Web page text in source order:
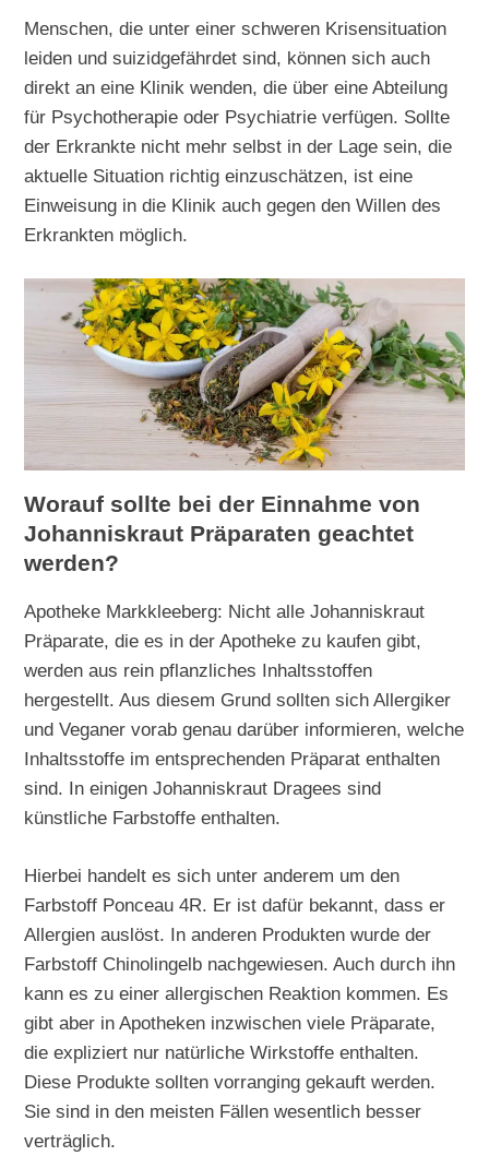
Menschen, die unter einer schweren Krisensituation
leiden und suizidgefährdet sind, können sich auch
direkt an eine Klinik wenden, die über eine Abteilung
für Psychotherapie oder Psychiatrie verfügen. Sollte
der Erkrankte nicht mehr selbst in der Lage sein, die
aktuelle Situation richtig einzuschätzen, ist eine
Einweisung in die Klinik auch gegen den Willen des
Erkrankten möglich.
Worauf sollte bei der Einnahme von
Johanniskraut Präparaten geachtet
werden?
Apotheke Markkleeberg: Nicht alle Johanniskraut
Präparate, die es in der Apotheke zu kaufen gibt,
werden aus rein pflanzliches Inhaltsstoffen
hergestellt. Aus diesem Grund sollten sich Allergiker
und Veganer vorab genau darüber informieren, welche
Inhaltsstoffe im entsprechenden Präparat enthalten
sind. In einigen Johanniskraut Dragees sind
künstliche Farbstoffe enthalten.
Hierbei handelt es sich unter anderem um den
Farbstoff Ponceau 4R. Er ist dafür bekannt, dass er
Allergien auslöst. In anderen Produkten wurde der
Farbstoff Chinolingelb nachgewiesen. Auch durch ihn
kann es zu einer allergischen Reaktion kommen. Es
gibt aber in Apotheken inzwischen viele Präparate,
die expliziert nur natürliche Wirkstoffe enthalten.
Diese Produkte sollten vorranging gekauft werden.
Sie sind in den meisten Fällen wesentlich besser
verträglich.